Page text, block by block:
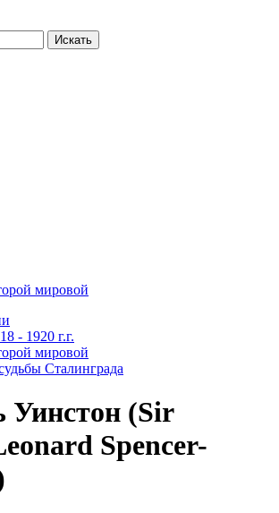
мировой
- 1920 г.г.
мировой
Сталинграда
Уинстон (Sir
Spencer-